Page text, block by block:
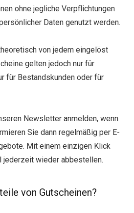
ohne jegliche Verpflichtungen
Daten genutzt werden.
von jedem eingelöst
gelten jedoch nur für
für Bestandskunden oder für
Newsletter anmelden, wenn
Sie dann regelmäßig per E-
Mit einem einzigen Klick
jederzeit wieder abbestellen.
von Gutscheinen?